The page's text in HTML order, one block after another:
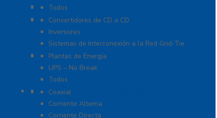
Iluminación LED
Todos
Inversores y Convertidores
Convertidores de CD a CD
Inversores
Sistemas de Interconexión a la Red Grid-Tie
UPS / Respaldo
Plantas de Energía
UPS – No Break
Todos
Protección contra Descargas
Coaxial
Corriente Alterna
Corriente Directa